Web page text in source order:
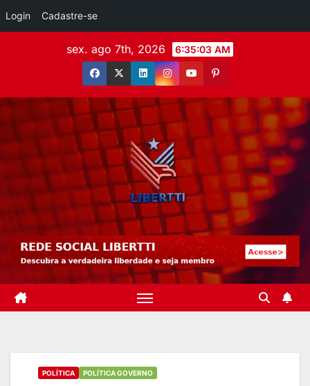
Login Cadastre-se
sex. ago 7th, 2026 6:35:04 AM
POLÍTICA POLÍTICA GOVERNO